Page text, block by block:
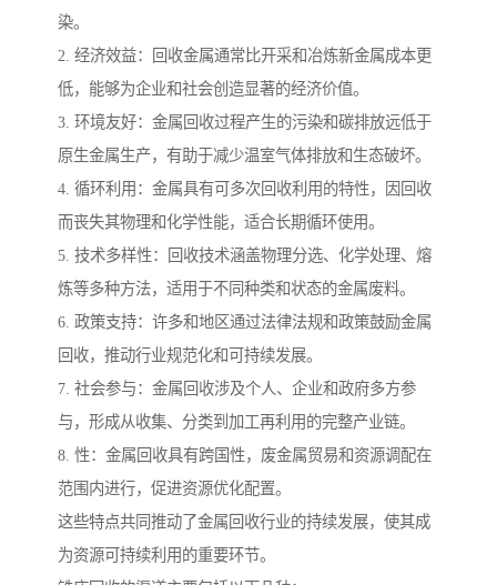
染。
2. 经济效益：回收金属通常比开采和冶炼新金属成本更
低，能够为企业和社会创造显著的经济价值。
3. 环境友好：金属回收过程产生的污染和碳排放远低于
原生金属生产，有助于减少温室气体排放和生态破坏。
4. 循环利用：金属具有可多次回收利用的特性，因回收
而丧失其物理和化学性能，适合长期循环使用。
5. 技术多样性：回收技术涵盖物理分选、化学处理、熔
炼等多种方法，适用于不同种类和状态的金属废料。
6. 政策支持：许多和地区通过法律法规和政策鼓励金属
回收，推动行业规范化和可持续发展。
7. 社会参与：金属回收涉及个人、企业和政府多方参
与，形成从收集、分类到加工再利用的完整产业链。
8. 性：金属回收具有跨国性，废金属贸易和资源调配在
范围内进行，促进资源优化配置。
这些特点共同推动了金属回收行业的持续发展，使其成
为资源可持续利用的重要环节。